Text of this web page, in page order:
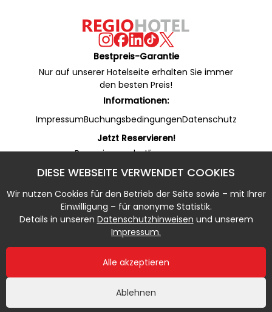
DIESE WEBSEITE VERWENDET COOKIES
Wir nutzen Cookies für den Betrieb der Seite sowie – mit Ihrer
Einwilligung – für anonyme Statistik.
Details in unseren Datenschutzhinweisen und unserem
Impressum.
Ablehnen
Alle akzeptieren
Bestpreis-Garantie
Nur auf unserer Hotelseite erhalten Sie immer
den besten Preis!
Informationen:
ImpressumBuchungsbedingungenDatenschutz
Jetzt Reservieren!
Reservierungshotline:
Online Rezeption (WhatsApp):
+49 53 22 / 950 135 (7 - 20 Uhr)
Notfallnummer:
+49 5322 / 950 133 (20 - 7 Uhr)